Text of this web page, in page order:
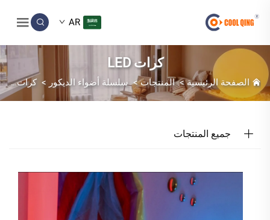
AR
كرات LED
الصفحة الرئيسية>المنتجات>سلسلة أضواء الديكور > كرات LED
جميع المنتجات